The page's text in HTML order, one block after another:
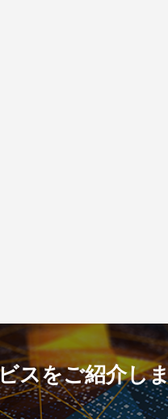
スをご紹介し